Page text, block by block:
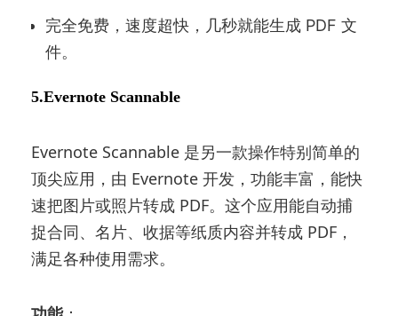
完全免费，速度超快，几秒就能生成 PDF 文
件。
5.Evernote Scannable
Evernote Scannable 是另一款操作特别简单的
顶尖应用，由 Evernote 开发，功能丰富，能快
速把图片或照片转成 PDF。这个应用能自动捕
捉合同、名片、收据等纸质内容并转成 PDF，
满足各种使用需求。